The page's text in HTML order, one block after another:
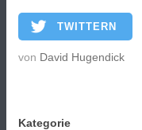
TWITTERN
von David Hugendick
Kategorie